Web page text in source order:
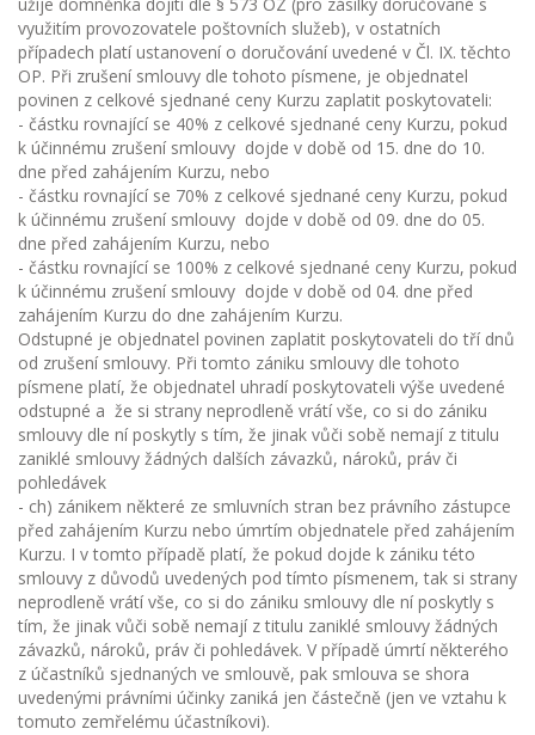
využitím provozovatele poštovních služeb), v ostatních
případech platí ustanovení o doručování uvedené v Čl. IX. těchto
OP. Při zrušení smlouvy dle tohoto písmene, je objednatel
povinen z celkové sjednané ceny Kurzu zaplatit poskytovateli:
- částku rovnající se 40% z celkové sjednané ceny Kurzu, pokud
k účinnému zrušení smlouvy dojde v době od 15. dne do 10.
dne před zahájením Kurzu, nebo
- částku rovnající se 70% z celkové sjednané ceny Kurzu, pokud
k účinnému zrušení smlouvy dojde v době od 09. dne do 05.
dne před zahájením Kurzu, nebo
- částku rovnající se 100% z celkové sjednané ceny Kurzu, pokud
k účinnému zrušení smlouvy dojde v době od 04. dne před
zahájením Kurzu do dne zahájením Kurzu.
Odstupné je objednatel povinen zaplatit poskytovateli do tří dnů
od zrušení smlouvy. Při tomto zániku smlouvy dle tohoto
písmene platí, že objednatel uhradí poskytovateli výše uvedené
odstupné a že si strany neprodleně vrátí vše, co si do zániku
smlouvy dle ní poskytly s tím, že jinak vůči sobě nemají z titulu
zaniklé smlouvy žádných dalších závazků, nároků, práv či
pohledávek
- ch) zánikem některé ze smluvních stran bez právního zástupce
před zahájením Kurzu nebo úmrtím objednatele před zahájením
Kurzu. I v tomto případě platí, že pokud dojde k zániku této
smlouvy z důvodů uvedených pod tímto písmenem, tak si strany
neprodleně vrátí vše, co si do zániku smlouvy dle ní poskytly s
tím, že jinak vůči sobě nemají z titulu zaniklé smlouvy žádných
závazků, nároků, práv či pohledávek. V případě úmrtí některého
z účastníků sjednaných ve smlouvě, pak smlouva se shora
uvedenými právními účinky zaniká jen částečně (jen ve vztahu k
tomuto zemřelému účastníkovi).